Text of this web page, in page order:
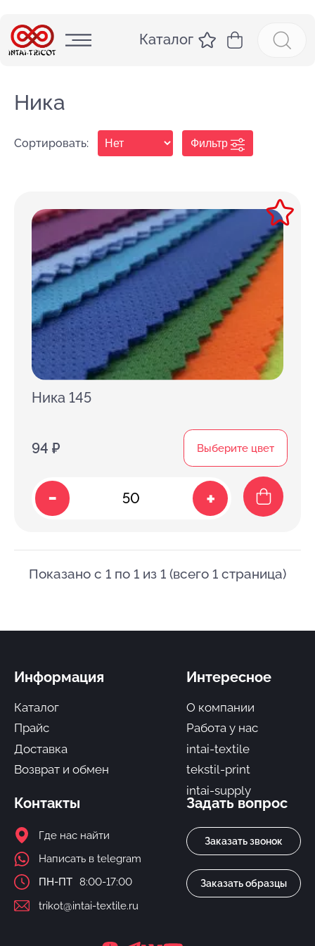
Каталог
Ника
Сортировать: Фильтр
Ника 145
94 ₽ Выберите цвет
- +
Показано с 1 по 1 из 1 (всего 1 страница)
Информация
Каталог
Прайс
Доставка
Возврат и обмен
Интересное
О компании
Работа у нас
intai-textile
tekstil-print
intai-supply
Контакты
Где нас найти
Написать в telegram
ПН-ПТ
8:00-17:00
trikot@intai-textile.ru
Задать вопрос
Заказать звонок
Заказать образцы